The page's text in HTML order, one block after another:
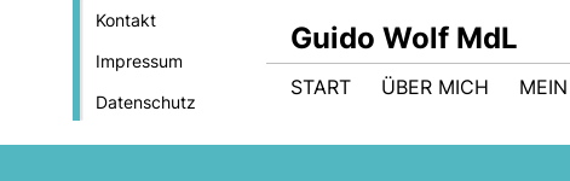
Kontakt
Impressum
Datenschutz
Guido Wolf MdL
START ÜBER MICH